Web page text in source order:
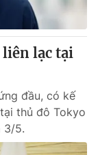
có sự chấp
phát hành lại
liên lạc tại
đầu, có kế
thủ đô Tokyo
3/5.